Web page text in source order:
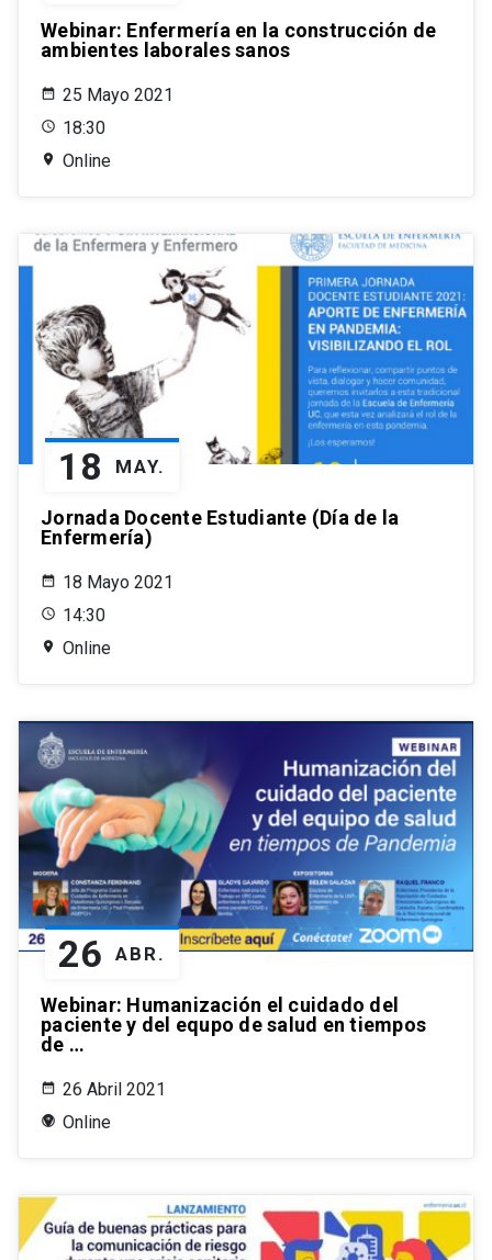
Webinar: Enfermería en la construcción de
ambientes laborales sanos
25 Mayo 2021
18:30
Online
18 MAY.
Jornada Docente Estudiante (Día de la
Enfermería)
18 Mayo 2021
14:30
Online
26 ABR.
Webinar: Humanización el cuidado del
paciente y del equpo de salud en tiempos
de …
26 Abril 2021
Online